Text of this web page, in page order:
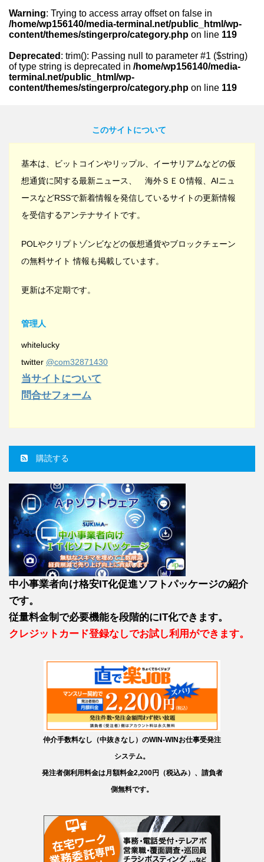
Warning: Trying to access array offset on false in
/home/wp156140/media-terminal.net/public_html/wp-
content/themes/stingerpro/category.php on line 119
Deprecated : trim(): Passing null to parameter #1 ($string)
of type string is deprecated in /home/wp156140/media-
terminal.net/public_html/wp-
content/themes/stingerpro/category.php on line 119
このサイトについて
基本は、ビットコインやリップル、イーサリアムなどの仮
想通貨に関する最新ニュース、 海外ＳＥＯ情報、AIニュ
ースなどRSSで新着情報を発信しているサイトの更新情報
を受信するアンテナサイトです。
POLやクリプトゾンビなどの仮想通貨やブロックチェーン
の無料サイト 情報も掲載しています。
更新は不定期です。
管理人
whitelucky
twitter @com32871430
当サイトについて
問合せフォーム
購読する
中小事業者向け格安IT化促進ソフトパッケージの紹介
です。
従量料金制で必要機能を段階的にIT化できます。
クレジットカード登録なしでお試し利用ができます。
仲介手数料なし（中抜きなし）のWIN-WINお仕事受発注
システム。
発注者側利用料金は月額料金2,200円（税込み）、請負者
側無料です。